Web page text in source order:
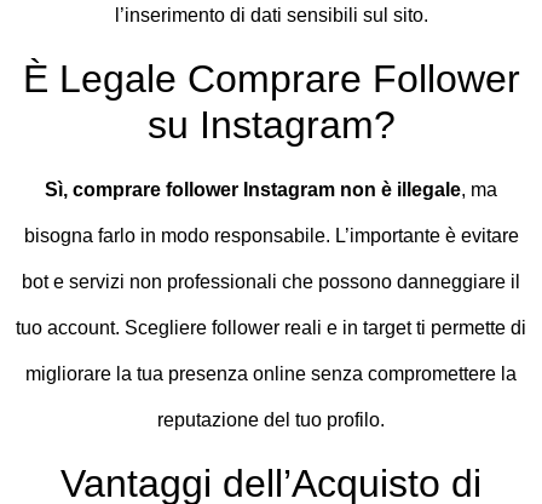
l’inserimento di dati sensibili sul sito.
È Legale Comprare Follower
su Instagram?
Sì, comprare follower Instagram non è illegale, ma
bisogna farlo in modo responsabile. L’importante è evitare
bot e servizi non professionali che possono danneggiare il
tuo account. Scegliere follower reali e in target ti permette di
migliorare la tua presenza online senza compromettere la
reputazione del tuo profilo.
Vantaggi dell’Acquisto di